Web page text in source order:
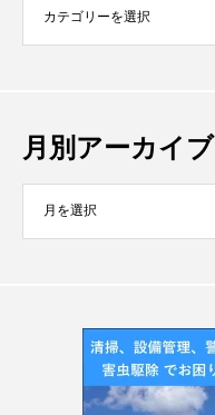
月別アーカイブ